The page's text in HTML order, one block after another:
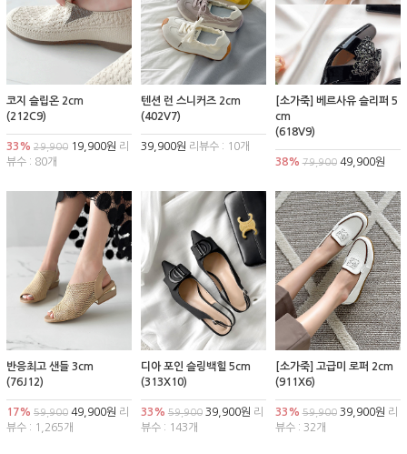
코지 슬립온 2cm
(212C9)
33% 29,900 19,900원 리
뷰수 : 80개
텐션 런 스니커즈 2cm
(402V7)
39,900원 리뷰수 : 10개
[소가죽] 베르사유 슬리퍼 5
cm
(618V9)
38% 79,90049,900원
반응최고 샌들 3cm
(76J12)
17% 59,900 49,900원 리
뷰수 : 1,265개
디아 포인 슬링백힐 5cm
(313X10)
33% 59,90039,900원 리
뷰수 : 143개
[소가죽] 고급미 로퍼 2cm
(911X6)
33% 59,90039,900원 리
뷰수 : 32개